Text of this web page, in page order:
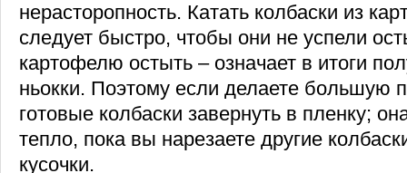
нерасторопность. Катать колбаски из
следует быстро, чтобы они не успели
картофелю остыть – означает в итоги
ньокки. Поэтому если делаете большую
готовые колбаски завернуть в пленку;
тепло, пока вы нарезаете другие
кусочки.